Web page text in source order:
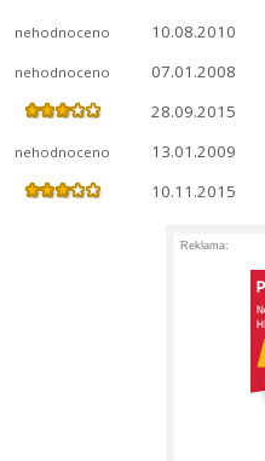
nehodnoceno 10.08.2010
nehodnoceno 07.01.2008
28.09.2015
nehodnoceno 13.01.2009
10.11.2015
Reklama: